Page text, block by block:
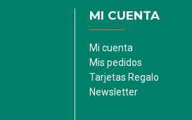
MI CUENTA
Mi cuenta
Mis pedidos
Tarjetas Regalo
Newsletter